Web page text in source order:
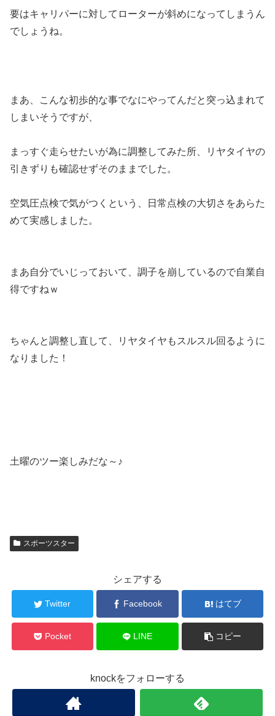
要はキャリパーに対してローターが斜めになってしまうん
でしょうね。
まあ、こんな初歩的な事でなにやってんだと突っ込まれて
しまいそうですが、
まっすぐ走らせたいが為に調整してみた所、リヤタイヤの
引きずりも確認せずそのままでした。
空気圧点検で気がつくという、日常点検の大切さをあらた
めて実感しました。
まあ自分でいじっておいて、調子を崩しているので自業自
得ですねｗ
ちゃんと調整し直して、リヤタイヤもスルスル回るように
なりました！
土曜のツー楽しみだな～♪
スポーツスター
シェアする
Twitter Facebook はてブ
Pocket LINE コピー
knockをフォローする